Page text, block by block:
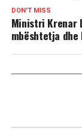
DON'T MISS
Ministri Krenar
mbështetja